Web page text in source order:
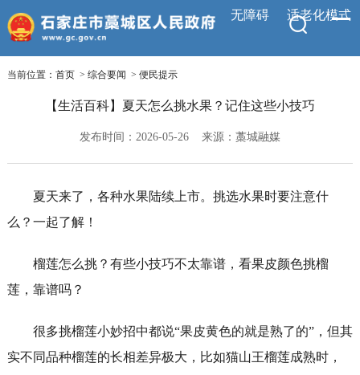
无障碍 适老化模式
当前位置： 首页> 综合要闻 > 便民提示
【生活百科】夏天怎么挑水果？记住这些小技巧
发布时间：2026-05-26 来源：藁城融媒
夏天来了，各种水果陆续上市。挑选水果时要注意什
么？一起了解！
榴莲怎么挑？有些小技巧不太靠谱，看果皮颜色挑榴
莲，靠谱吗？
很多挑榴莲小妙招中都说“果皮黄色的就是熟了的”，但其
实不同品种榴莲的长相差异极大，比如猫山王榴莲成熟时，